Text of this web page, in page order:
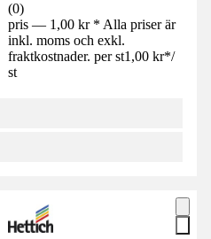
(0)
pris — 1,00 kr * Alla priser är
inkl. moms och exkl.
fraktkostnader. per st1,00 kr*/
st